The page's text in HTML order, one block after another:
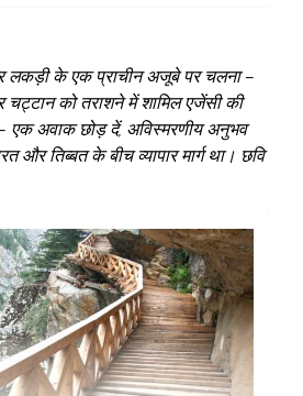
लकड़ी के एक प्राचीन अजूबे पर चलना –
चट्टान को तराशने में शामिल एजेंसी की
एक अवाक छोड़ दें, अविस्मरणीय अनुभव
और तिब्बत के बीच व्यापार मार्ग था। छवि